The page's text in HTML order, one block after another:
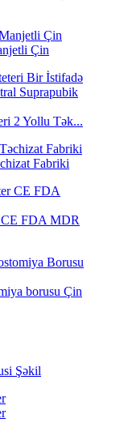
Çin
2 Yollu Tək...
Fabriki
FDA MDR
borusu Çin